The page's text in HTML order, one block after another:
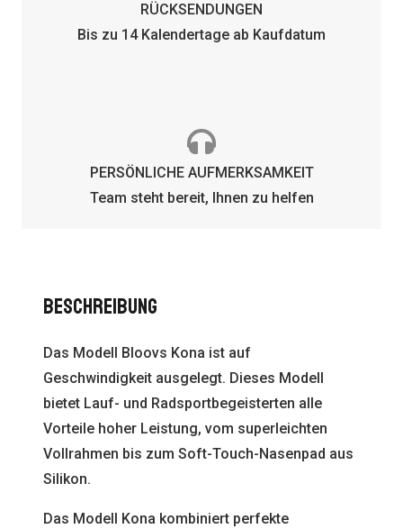
RÜCKSENDUNGEN
Bis zu 14 Kalendertage ab Kaufdatum
PERSÖNLICHE AUFMERKSAMKEIT
Team steht bereit, Ihnen zu helfen
Beschreibung
Das Modell Bloovs Kona ist auf
Geschwindigkeit ausgelegt. Dieses Modell
bietet Lauf- und Radsportbegeisterten alle
Vorteile hoher Leistung, vom superleichten
Vollrahmen bis zum Soft-Touch-Nasenpad aus
Silikon.
Das Modell Kona kombiniert perfekte